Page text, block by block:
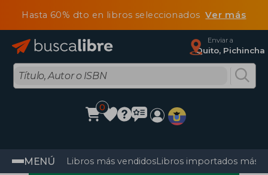
Hasta 60% dto en libros seleccionadosVer más
Enviar a
Quito, Pichincha
0
MENÚ Libros más vendidosLibros importados más